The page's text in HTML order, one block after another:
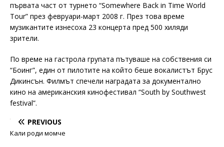
първата част от турнето “Somewhere Back in Time World
Tour” през февруари-март 2008 г. През това време
музикантите изнесоха 23 концерта пред 500 хиляди
зрители.
По време на гастрола групата пътуваше на собствения си
“Боинг”, един от пилотите на който беше вокалистът Брус
Дикинсън. Филмът спечели наградата за документално
кино на американския кинофестивал “South by Southwest
festival”.
PREVIOUS
Кали роди момче